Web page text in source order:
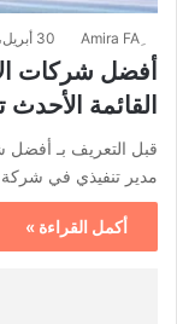
30 أبريل، 2024
القائمة
مدير تنفيذي في
أكمل القراءة »